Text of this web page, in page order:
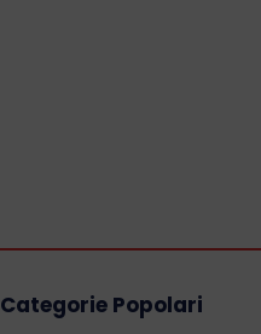
Categorie Popolari